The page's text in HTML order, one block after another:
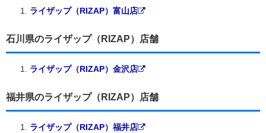
ライザップ（RIZAP）富山店
石川県のライザップ（RIZAP）店舗
ライザップ（RIZAP）金沢店
福井県のライザップ（RIZAP）店舗
ライザップ（RIZAP）福井店